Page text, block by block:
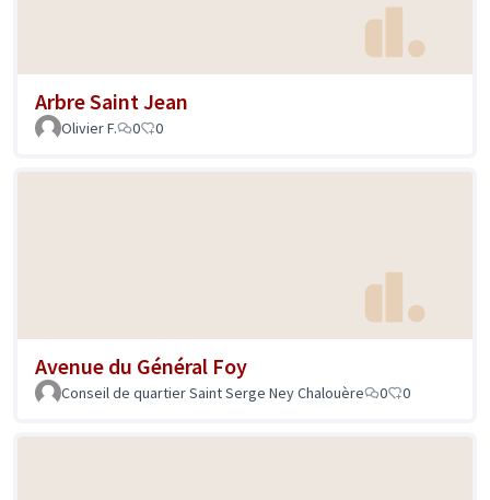
Arbre Saint Jean
Olivier F. 0 0
Avenue du Général Foy
Conseil de quartier Saint Serge Ney Chalouère 0 0